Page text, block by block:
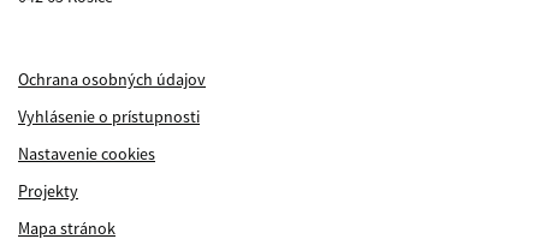
Ochrana osobných údajov
Vyhlásenie o prístupnosti
Nastavenie cookies
Projekty
Mapa stránok